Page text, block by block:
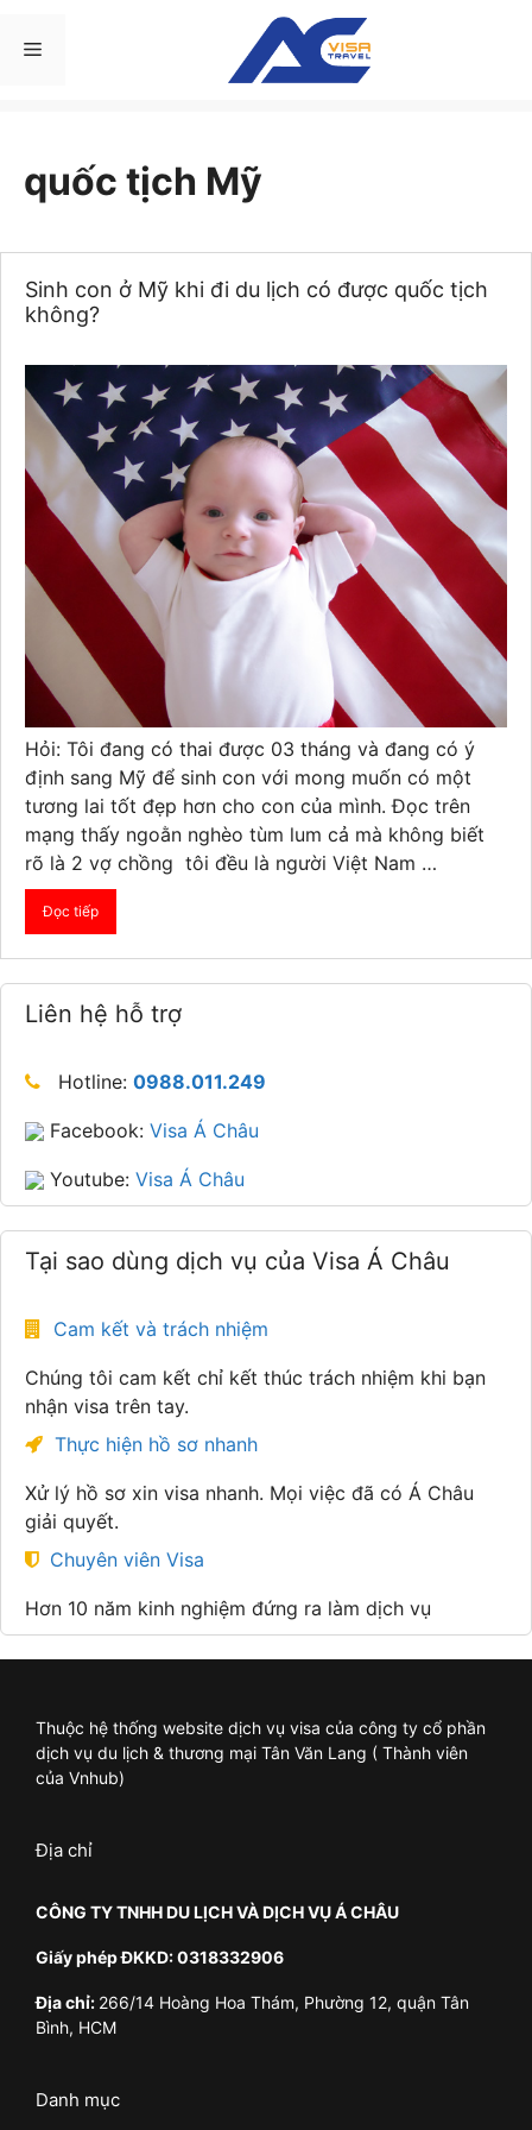
đến Menu
quốc tịch Mỹ
Sinh con ở Mỹ khi đi du lịch có được quốc tịch
không?
Hỏi: Tôi đang có thai được 03 tháng và đang có ý
định sang Mỹ để sinh con với mong muốn có một
tương lai tốt đẹp hơn cho con của mình. Đọc trên
mạng thấy ngoằn nghèo tùm lum cả mà không biết
rõ là 2 vợ chồng tôi đều là người Việt Nam …
Đọc tiếp
Liên hệ hỗ trợ
Hotline: 0988.011.249
Facebook: Visa Á Châu
Youtube: Visa Á Châu
Tại sao dùng dịch vụ của Visa Á Châu
Cam kết và trách nhiệm
Chúng tôi cam kết chỉ kết thúc trách nhiệm khi bạn
nhận visa trên tay.
Thực hiện hồ sơ nhanh
Xử lý hồ sơ xin visa nhanh. Mọi việc đã có Á Châu
giải quyết.
Chuyên viên Visa
Hơn 10 năm kinh nghiệm đứng ra làm dịch vụ
Thuộc hệ thống website dịch vụ visa của công ty cổ phần
dịch vụ du lịch & thương mại Tân Văn Lang ( Thành viên
của Vnhub)
Địa chỉ
CÔNG TY TNHH DU LỊCH VÀ DỊCH VỤ Á CHÂU
Giấy phép ĐKKD: 0318332906
Địa chỉ: 266/14 Hoàng Hoa Thám, Phường 12, quận Tân
Bình, HCM
Danh mục